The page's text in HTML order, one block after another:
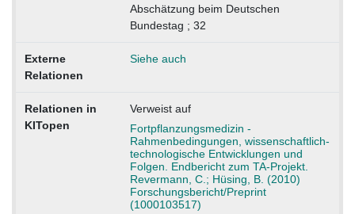
Abschätzung beim Deutschen
Bundestag ; 32
Externe
Relationen
Siehe auch
Relationen in
KITopen
Verweist auf
Fortpflanzungsmedizin -
Rahmenbedingungen, wissenschaftlich-
technologische Entwicklungen und
Folgen. Endbericht zum TA-Projekt.
Revermann, C.; Hüsing, B. (2010)
Forschungsbericht/Preprint
(1000103517)